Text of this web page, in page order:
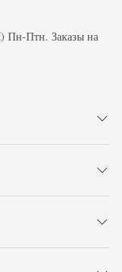
Птн. Заказы на